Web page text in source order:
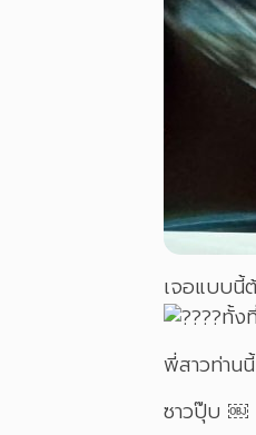
เจอแบบนี้
ทั้ง
พี่สาวท่าน
ซาวปุ๊บ ￼